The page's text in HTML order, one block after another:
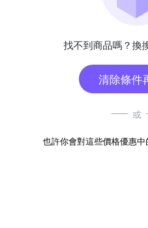
找不到商品嗎？換
清除條件
或
也許你會對這些價格優惠中